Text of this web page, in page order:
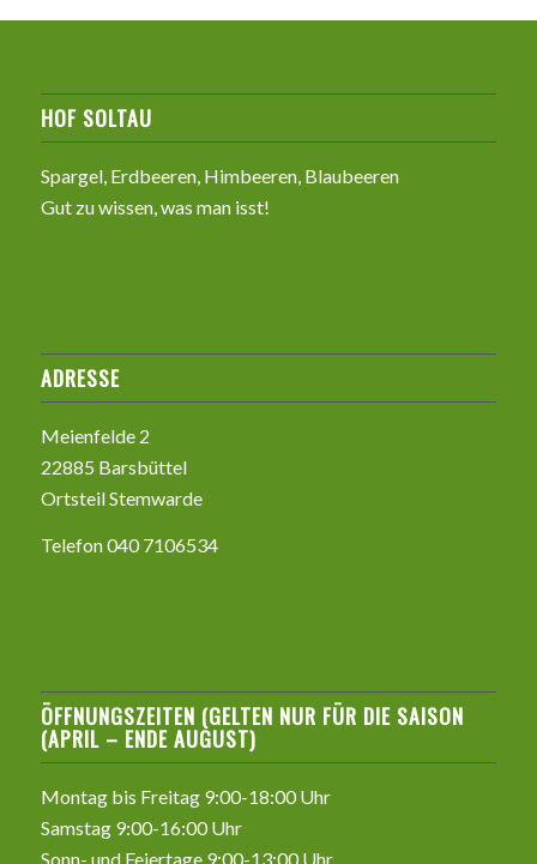
HOF SOLTAU
Spargel, Erdbeeren, Himbeeren, Blaubeeren
Gut zu wissen, was man isst!
ADRESSE
Meienfelde 2
22885 Barsbüttel
Ortsteil Stemwarde
Telefon 040 7106534
ÖFFNUNGSZEITEN (GELTEN NUR FÜR DIE SAISON
(APRIL – ENDE AUGUST)
Montag bis Freitag 9:00-18:00 Uhr
Samstag 9:00-16:00 Uhr
Sonn- und Feiertage 9:00-13:00 Uhr